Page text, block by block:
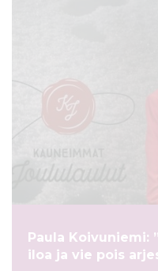
Paula Koivuniemi:
iloa ja vie pois